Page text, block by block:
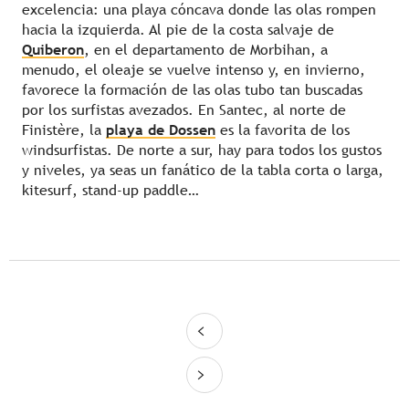
excelencia: una playa cóncava donde las olas rompen
hacia la izquierda. Al pie de la costa salvaje de
Quiberon, en el departamento de Morbihan, a
menudo, el oleaje se vuelve intenso y, en invierno,
favorece la formación de las olas tubo tan buscadas
por los surfistas avezados. En Santec, al norte de
Finistère, la playa de Dossen es la favorita de los
windsurfistas. De norte a sur, hay para todos los gustos
y niveles, ya seas un fanático de la tabla corta o larga,
kitesurf, stand-up paddle…